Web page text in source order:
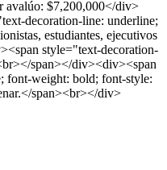
avalúo: $7,200,000</div>
decoration-line: underline;
estudiantes, ejecutivos
style="text-decoration-
span></div><div><span
font-weight: bold; font-style:
span><br></div>